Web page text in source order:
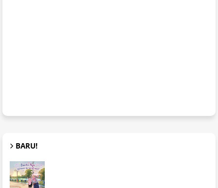
BARU!